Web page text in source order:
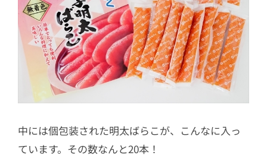
中には個包装された明太ばらこが、こんなに入っ
ています。その数なんと20本！